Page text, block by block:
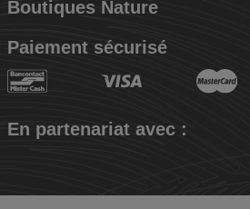
Boutiques Nature
Paiement sécurisé
En partenariat avec :